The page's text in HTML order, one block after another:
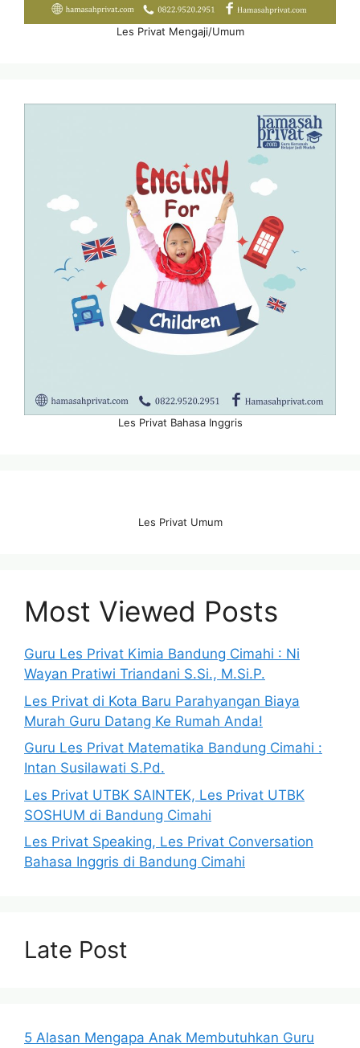
Les Privat Mengaji/Umum
Les Privat Bahasa Inggris
Les Privat Umum
Most Viewed Posts
Guru Les Privat Kimia Bandung Cimahi : Ni
Wayan Pratiwi Triandani S.Si., M.Si.P.
Les Privat di Kota Baru Parahyangan Biaya
Murah Guru Datang Ke Rumah Anda!
Guru Les Privat Matematika Bandung Cimahi :
Intan Susilawati S.Pd.
Les Privat UTBK SAINTEK, Les Privat UTBK
SOSHUM di Bandung Cimahi
Les Privat Speaking, Les Privat Conversation
Bahasa Inggris di Bandung Cimahi
Late Post
5 Alasan Mengapa Anak Membutuhkan Guru